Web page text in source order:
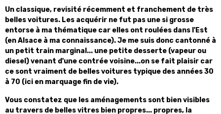
Un classique, revisité récemment et franchement de très
belles voitures. Les acquérir ne fut pas une si grosse
entorse à ma thématique car elles ont roulées dans l'Est
(en Alsace à ma connaissance). Je me suis donc cantonné à
un petit train marginal... une petite desserte (vapeur ou
diesel) venant d'une contrée voisine...on se fait plaisir car
ce sont vraiment de belles voitures typique des années 30
à 70 (ici en marquage fin de vie).
Vous constatez que les aménagements sont bien visibles
au travers de belles vitres bien propres... propres, la